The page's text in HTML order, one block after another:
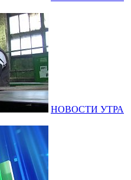
НОВОСТИ УТРА